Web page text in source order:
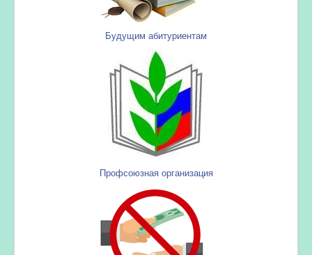
Будущим абитуриентам
Профсоюзная организация